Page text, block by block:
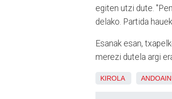
egiten utzi dute.
delako. Partida
Esanak esan,
merezi dutela argi
KIROLA ANDOAIN